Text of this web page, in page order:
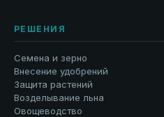
РЕШЕНИЯ
Семена и зерно
Внесение удобрений
Защита растений
Возделывание льна
Овощеводство